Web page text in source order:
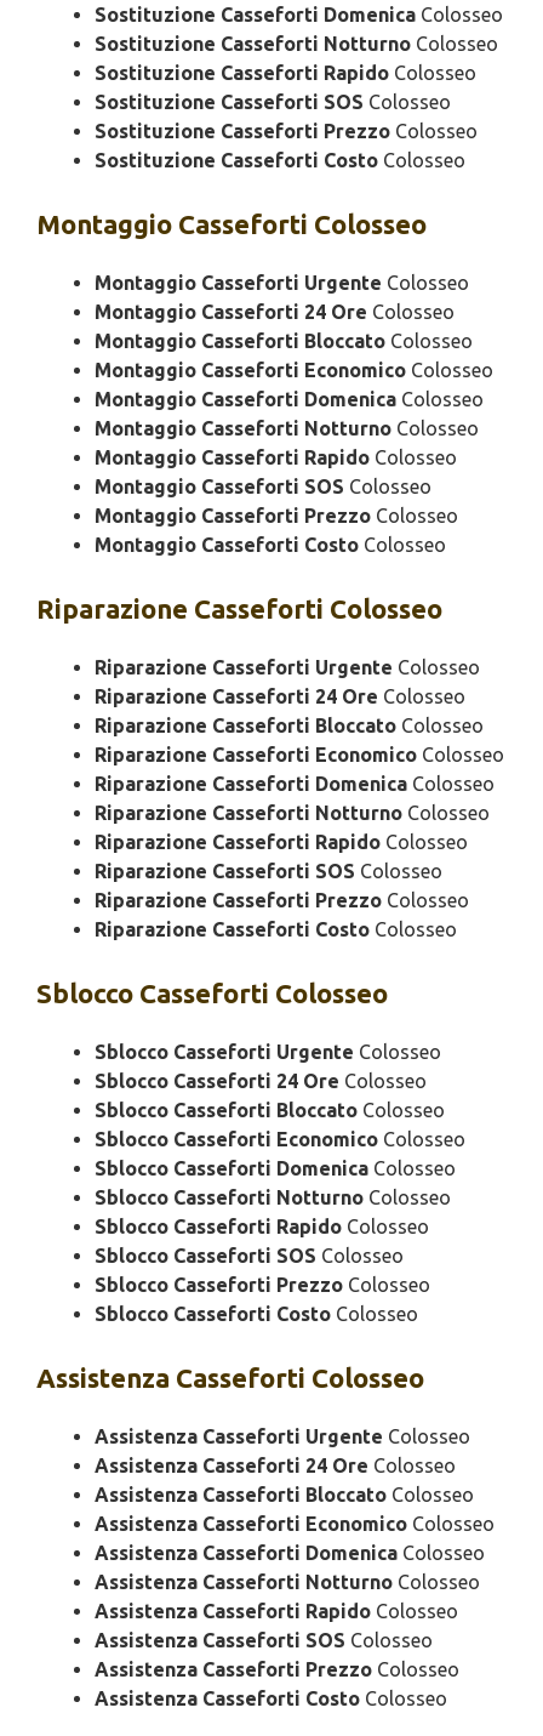
Sostituzione Casseforti Domenica Colosseo
Sostituzione Casseforti Notturno Colosseo
Sostituzione Casseforti Rapido Colosseo
Sostituzione Casseforti SOS Colosseo
Sostituzione Casseforti Prezzo Colosseo
Sostituzione Casseforti Costo Colosseo
Montaggio Casseforti Colosseo
Montaggio Casseforti Urgente Colosseo
Montaggio Casseforti 24 Ore Colosseo
Montaggio Casseforti Bloccato Colosseo
Montaggio Casseforti Economico Colosseo
Montaggio Casseforti Domenica Colosseo
Montaggio Casseforti Notturno Colosseo
Montaggio Casseforti Rapido Colosseo
Montaggio Casseforti SOS Colosseo
Montaggio Casseforti Prezzo Colosseo
Montaggio Casseforti Costo Colosseo
Riparazione Casseforti Colosseo
Riparazione Casseforti Urgente Colosseo
Riparazione Casseforti 24 Ore Colosseo
Riparazione Casseforti Bloccato Colosseo
Riparazione Casseforti Economico Colosseo
Riparazione Casseforti Domenica Colosseo
Riparazione Casseforti Notturno Colosseo
Riparazione Casseforti Rapido Colosseo
Riparazione Casseforti SOS Colosseo
Riparazione Casseforti Prezzo Colosseo
Riparazione Casseforti Costo Colosseo
Sblocco Casseforti Colosseo
Sblocco Casseforti Urgente Colosseo
Sblocco Casseforti 24 Ore Colosseo
Sblocco Casseforti Bloccato Colosseo
Sblocco Casseforti Economico Colosseo
Sblocco Casseforti Domenica Colosseo
Sblocco Casseforti Notturno Colosseo
Sblocco Casseforti Rapido Colosseo
Sblocco Casseforti SOS Colosseo
Sblocco Casseforti Prezzo Colosseo
Sblocco Casseforti Costo Colosseo
Assistenza Casseforti Colosseo
Assistenza Casseforti Urgente Colosseo
Assistenza Casseforti 24 Ore Colosseo
Assistenza Casseforti Bloccato Colosseo
Assistenza Casseforti Economico Colosseo
Assistenza Casseforti Domenica Colosseo
Assistenza Casseforti Notturno Colosseo
Assistenza Casseforti Rapido Colosseo
Assistenza Casseforti SOS Colosseo
Assistenza Casseforti Prezzo Colosseo
Assistenza Casseforti Costo Colosseo